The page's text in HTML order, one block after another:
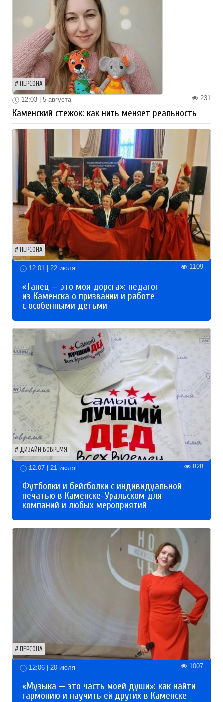
ПЕРСОНА
231
12:03 | 5 августа
Каменский стежок: как нить меняет реальность
ПЕРСОНА
12:01 | 22 июля 1109
«Танец — это моя дорога»: педагог
из Каменска о призвании и работе
с особенными детьми
ДИЗАЙН ВОВРЕМЯ
12:07 | 21 июля 828
Футболки и бейсболки с индивидуальной
печатью в Каменске-Уральском для
компаний и любых мероприятий
ПЕРСОНА
12:06 | 20 июля 1007
«Музыка — это часть моей души»: как найти
гармонию и научить ей других в Каменске